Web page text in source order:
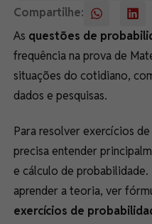
Compartilhe:
As questões de
frequência na prova de
situações do cotidiano,
dados e pesquisas.
Para resolver exercícios
precisa entender
e cálculo de
aprender a teoria, ver
exercícios de